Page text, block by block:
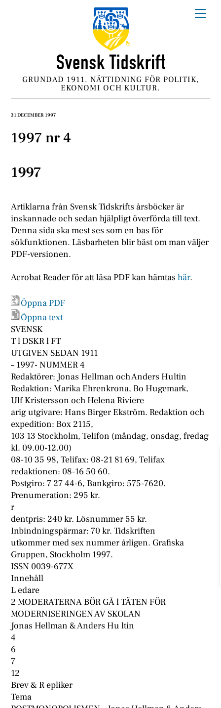
GRUNDAD 1911. NÄTTIDNING FÖR POLITIK,
EKONOMI OCH KULTUR.
31 DECEMBER 1997
1997 nr 4
1997
Artiklarna från Svensk Tidskrifts årsböcker är
inskannade och sedan hjälpligt överförda till text.
Denna sida ska mest ses som en bas för
sökfunktionen. Läsbarheten blir bäst om man väljer
PDF-versionen.
Acrobat Reader för att läsa PDF kan hämtashär.
Öppna PDF
Öppna text
SVENSK
T l DSKR l FT
UTGIVEN SEDAN 1911
– 1997- NUMMER 4
Redaktörer: Jonas Hellman och Anders Hultin
Redaktion: Marika Ehrenkrona, Bo Hugemark,
Ulf Kristersson och Helena Riviere
arig utgivare: Hans Birger Ekström. Redaktion och
expedition: Box 2115,
103 13 Stockholm, Telifon (måndag, onsdag, fredag
kl. 09.00-12.00)
08-10 35 98, Telifax: 08-21 81 69, Telifax
redaktionen: 08-16 50 60.
Postgiro: 7 27 44-6, Bankgiro: 575-7620.
Prenumeration: 295 kr.
r
dentpris: 240 kr. Lösnummer 55 kr.
Inbindningspärmar: 70 kr. Tidskriften
utkommer med sex nummer årligen. Grafiska
Gruppen, Stockholm 1997.
ISSN 0039-677X
Innehåll
L edare
2 MODERATERNA BÖR GÅ l TÄTEN FÖR
MODERNISERINGEN AV SKOLAN
Jonas Hellman & Anders Hu ltin
4
6
7
12
Brev & R epliker
Tema